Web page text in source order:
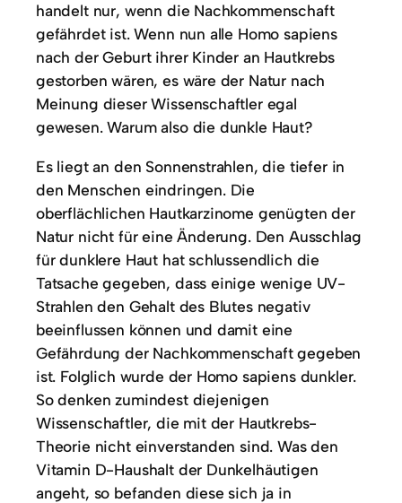
handelt nur, wenn die Nachkommenschaft
gefährdet ist. Wenn nun alle Homo sapiens
nach der Geburt ihrer Kinder an Hautkrebs
gestorben wären, es wäre der Natur nach
Meinung dieser Wissenschaftler egal
gewesen. Warum also die dunkle Haut?
Es liegt an den Sonnenstrahlen, die tiefer in
den Menschen eindringen. Die
oberflächlichen Hautkarzinome genügten der
Natur nicht für eine Änderung. Den Ausschlag
für dunklere Haut hat schlussendlich die
Tatsache gegeben, dass einige wenige UV-
Strahlen den Gehalt des Blutes negativ
beeinflussen können und damit eine
Gefährdung der Nachkommenschaft gegeben
ist. Folglich wurde der Homo sapiens dunkler.
So denken zumindest diejenigen
Wissenschaftler, die mit der Hautkrebs-
Theorie nicht einverstanden sind. Was den
Vitamin D-Haushalt der Dunkelhäutigen
angeht, so befanden diese sich ja in